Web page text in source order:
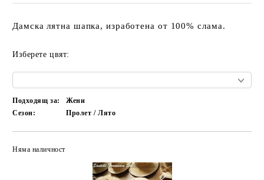
Дамска лятна шапка, изработена от 100% слама.
Изберете цвят:
Подходящ за:
Жени
Сезон:
Пролет / Лято
Няма наличност